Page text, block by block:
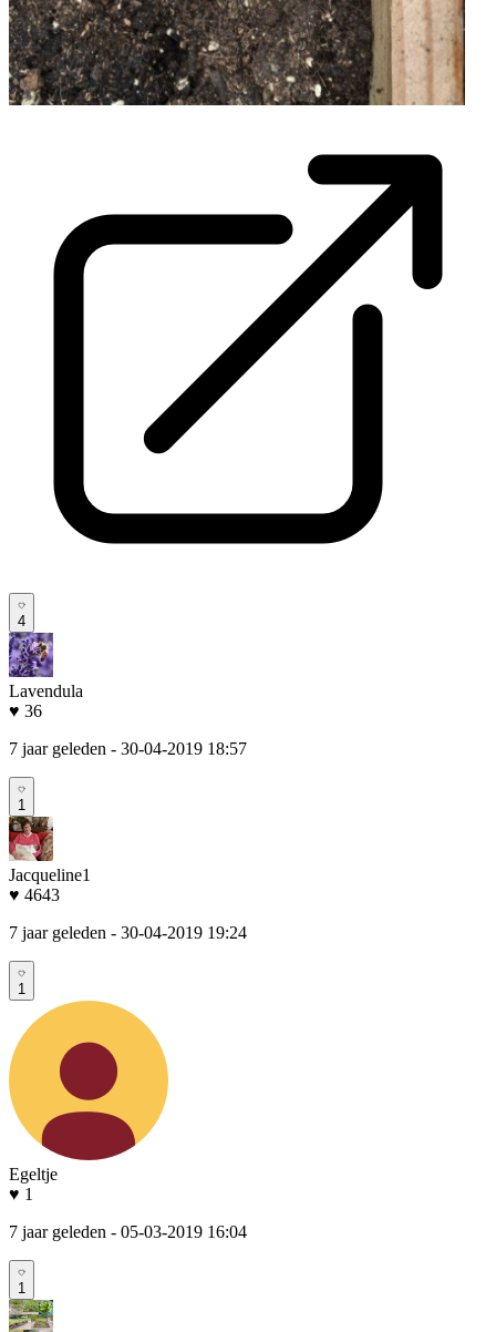
4
Lavendula
♥ 36
7 jaar geleden - 30-04-2019 18:57
1
Jacqueline1
♥ 4643
7 jaar geleden - 30-04-2019 19:24
1
Egeltje
♥ 1
7 jaar geleden - 05-03-2019 16:04
1